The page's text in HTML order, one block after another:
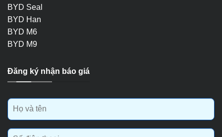
BYD Seal
BYD Han
BYD M6
BYD M9
Đăng ký nhận báo giá